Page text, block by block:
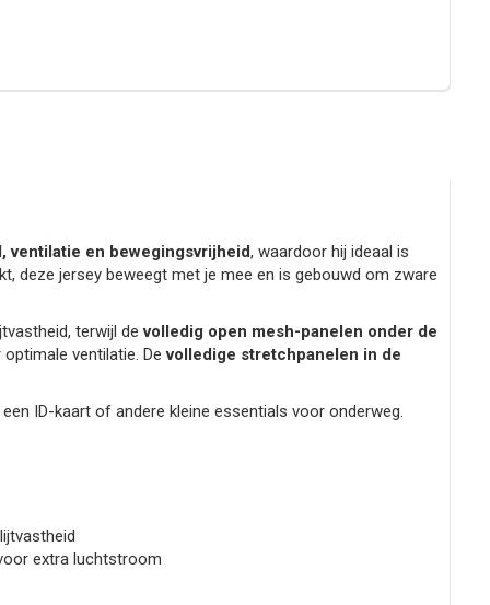
ventilatie en bewegingsvrijheid, waardoor hij ideaal is
deze jersey beweegt met je mee en is gebouwd om zware
terwijl devolledig open mesh-panelen onder de
ventilatie. Devolledige stretchpanelen in de
ID-kaart of andere kleine essentials voor onderweg.
extra luchtstroom